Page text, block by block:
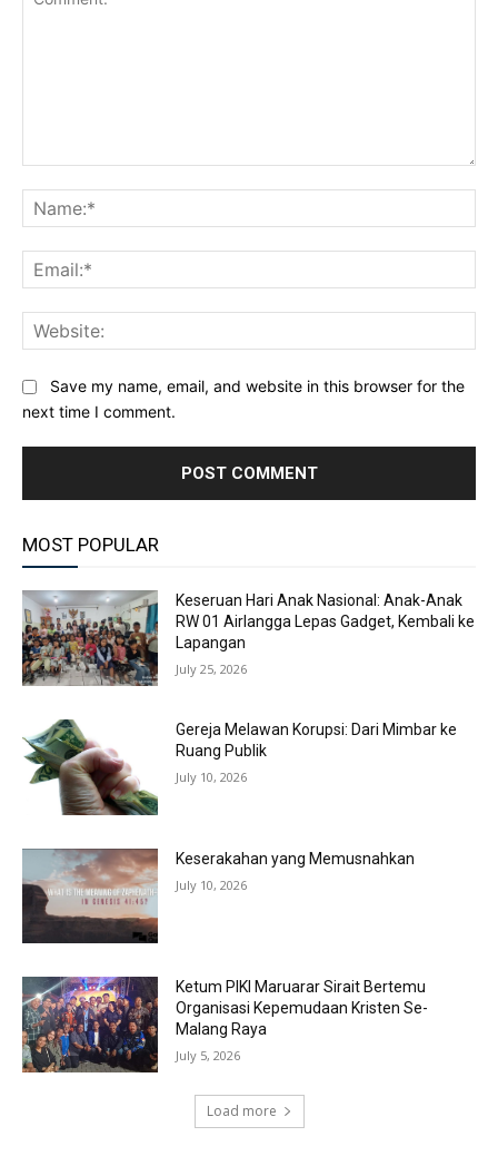
Save my name, email, and website in this browser for the
next time I comment.
MOST POPULAR
Keseruan Hari Anak Nasional: Anak-Anak
RW 01 Airlangga Lepas Gadget, Kembali ke
Lapangan
July 25, 2026
Gereja Melawan Korupsi: Dari Mimbar ke
Ruang Publik
July 10, 2026
Keserakahan yang Memusnahkan
July 10, 2026
Ketum PIKI Maruarar Sirait Bertemu
Organisasi Kepemudaan Kristen Se-
Malang Raya
July 5, 2026
Load more